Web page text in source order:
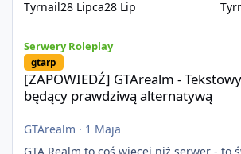
Tyrnail28 Lipca28 Lip
Serwery Roleplay
gtarp
[ZAPOWIEDŹ] GTArealm -
będący prawdziwą alternatywą
GTArealm · 1 Maja